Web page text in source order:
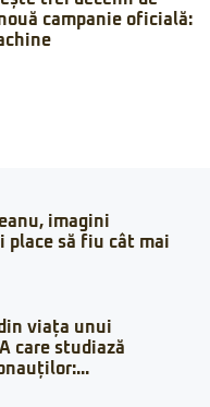
campanie oficială:
imagini
place să fiu cât mai
viața unui
care studiază